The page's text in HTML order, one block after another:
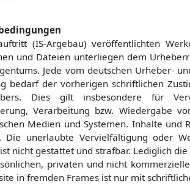
(IS-Argebau) veröffentlichten
und Dateien unterliegen dem
Jede vom deutschen Urheber-
bedarf der vorherigen schriftlichen
Dies gilt insbesondere für
Verarbeitung bzw. Wiedergabe
Medien und Systemen. Inhalte und
Die unerlaubte Vervielfältigung oder
nicht gestattet und strafbar. Lediglich
privaten und nicht
in fremden Frames ist nur mit